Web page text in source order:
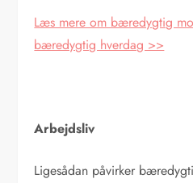
Læs mere om bæredygtig
bæredygtig hverdag >>
Arbejdsliv
Ligesådan påvirker